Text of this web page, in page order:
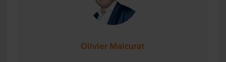
Olivier Malcurat